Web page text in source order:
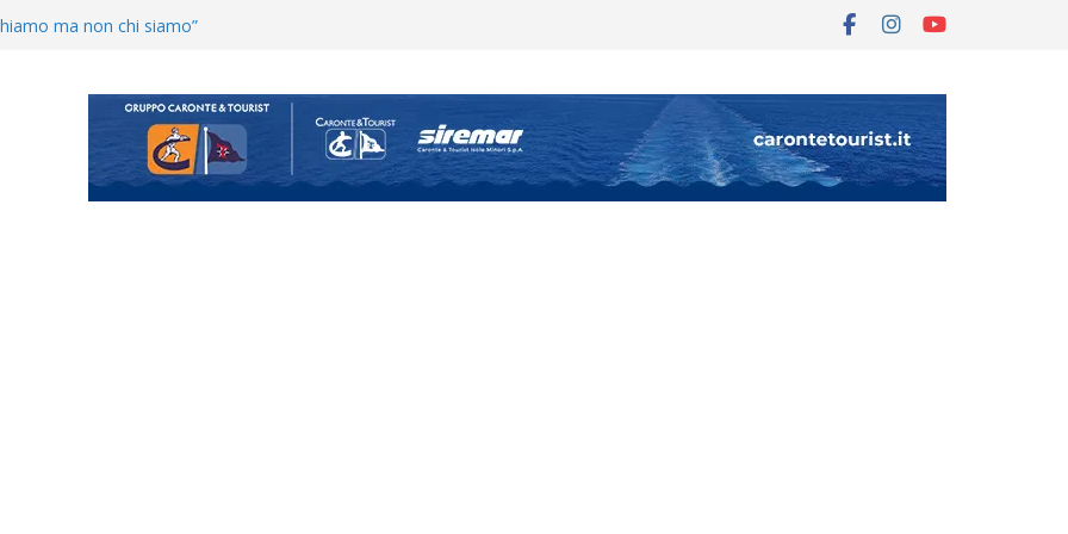
il progetto Messina. “La
e Kamarat restano in
Coriano. Speranze al
non molla: “Pronti a